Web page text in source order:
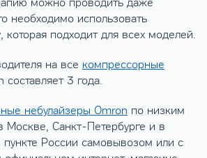
можно проводить даже
необходимо использовать
которая подходит для всех моделей.
на все компрессорные
составляет 3 года.
небулайзеры Omron по низким
Москве, Санкт-Петербурге и в
России самовывозом или с